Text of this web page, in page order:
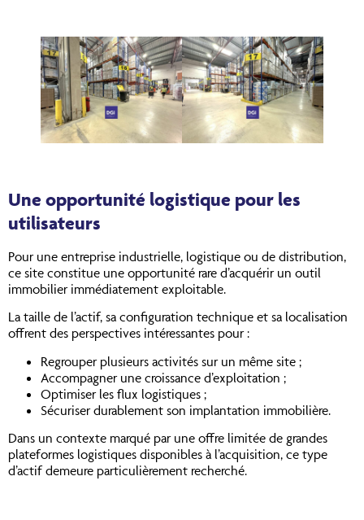
Une opportunité logistique pour les
utilisateurs
Pour une entreprise industrielle, logistique ou de distribution,
ce site constitue une opportunité rare d’acquérir un outil
immobilier immédiatement exploitable.
La taille de l’actif, sa configuration technique et sa localisation
offrent des perspectives intéressantes pour :
Regrouper plusieurs activités sur un même site ;
Accompagner une croissance d’exploitation ;
Optimiser les flux logistiques ;
Sécuriser durablement son implantation immobilière.
Dans un contexte marqué par une offre limitée de grandes
plateformes logistiques disponibles à l’acquisition, ce type
d’actif demeure particulièrement recherché.